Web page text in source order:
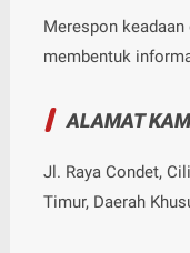
Merespon
membentuk
ALAMAT
Jl. Raya Condet,
Timur, Daerah